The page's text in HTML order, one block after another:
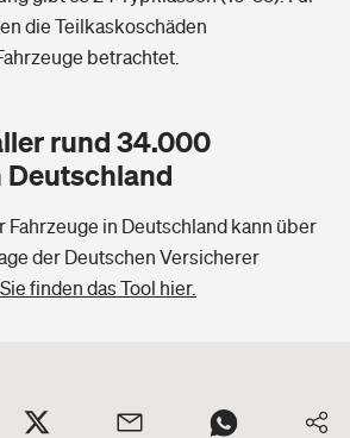
die Teilkaskoschäden
betrachtet.
rund 34.000
Deutschland
Fahrzeuge in Deutschland kann über
der Deutschen Versicherer
Sie finden das Tool hier.